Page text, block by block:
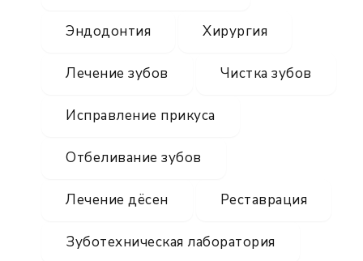
Эндодонтия Хирургия
Лечение зубов Чистка зубов
Исправление прикуса
Отбеливание зубов
Лечение дёсен Реставрация
Зуботехническая лаборатория